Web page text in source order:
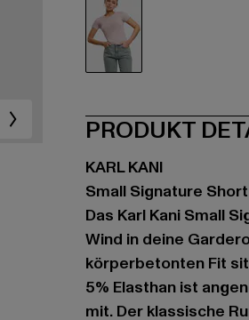
PRODUKT
KARL KANI
Small Signature Short
Das Karl Kani Small
Wind in deine
körperbetonten Fit
5% Elasthan ist
mit. Der klassische